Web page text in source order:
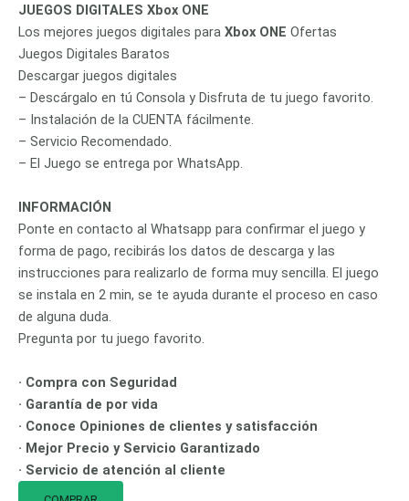
JUEGOS DIGITALES Xbox ONE
Los mejores juegos digitales para Xbox ONE Ofertas
Juegos Digitales Baratos
Descargar juegos digitales
– Descárgalo en tú Consola y Disfruta de tu juego favorito.
– Instalación de la CUENTA fácilmente.
– Servicio Recomendado.
– El Juego se entrega por WhatsApp.
INFORMACIÓN
Ponte en contacto al Whatsapp para confirmar el juego y
forma de pago, recibirás los datos de descarga y las
instrucciones para realizarlo de forma muy sencilla. El juego
se instala en 2 min, se te ayuda durante el proceso en caso
de alguna duda.
Pregunta por tu juego favorito.
· Compra con Seguridad
· Garantía de por vida
· Conoce Opiniones de clientes y satisfacción
· Mejor Precio y Servicio Garantizado
· Servicio de atención al cliente